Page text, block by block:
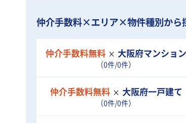
仲介手数料×エリア×物件種別から
仲介手数料無料 大阪府マンション
（0件/0件）
仲介手数料無料 大阪府一戸建て
（0件/0件）